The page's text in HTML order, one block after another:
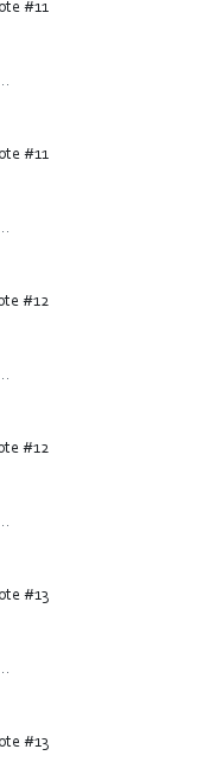
#11
#11
#12
#12
#13
#13